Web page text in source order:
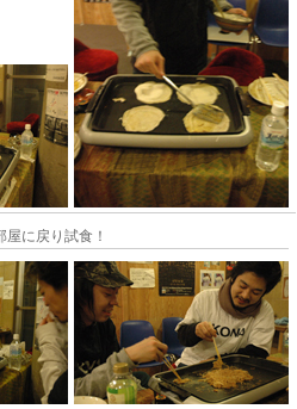
に戻り試食！